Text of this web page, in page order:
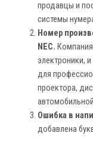
продавцы и
системы
Номер
NEC.
электроники,
для
проектора,
Ошибка в
добавлена